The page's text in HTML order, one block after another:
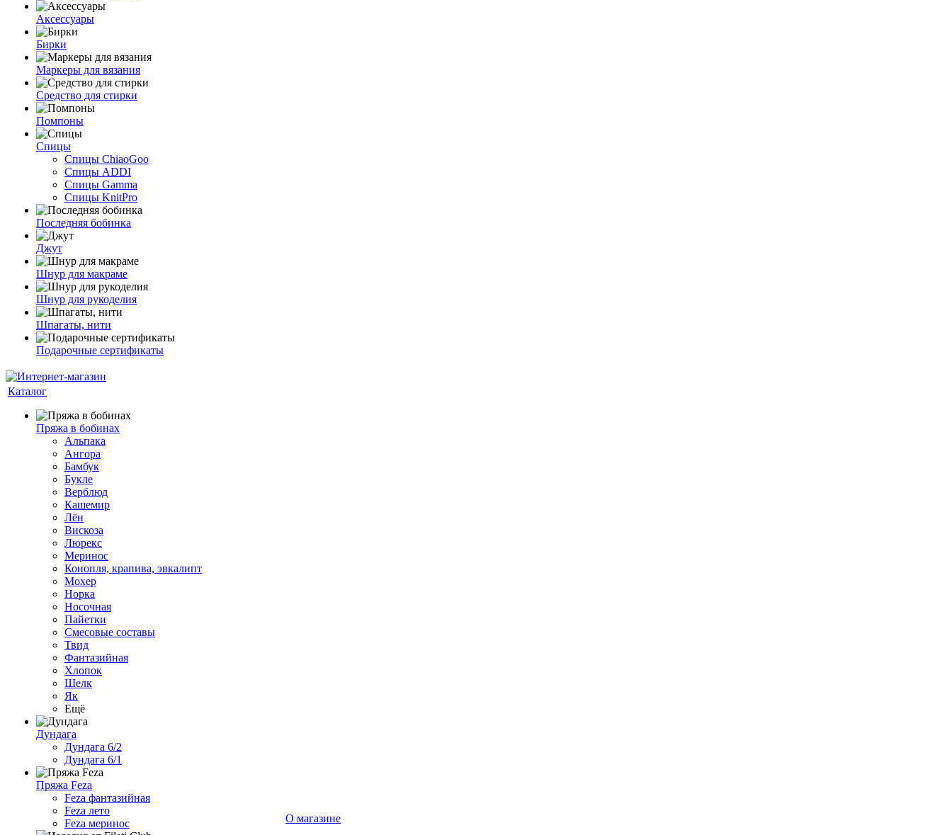
Аксессуары
Бирки
Маркеры для вязания
Средство для стирки
Помпоны
Спицы
Спицы ChiaoGoo
Спицы ADDI
Спицы Gamma
Спицы KnitPro
Последняя бобинка
Джут
Шнур для макраме
Шнур для рукоделия
Шпагаты, нити
Подарочные сертификаты
Каталог
Пряжа в бобинах
Альпака
Ангора
Бамбук
Букле
Верблюд
Кашемир
Лён
Вискоза
Люрекс
Меринос
Конопля, крапива, эвкалипт
Мохер
Норка
Носочная
Пайетки
Смесовые составы
Твид
Фантазийная
Хлопок
Шелк
Як
Ещё
Дундага
Дундага 6/2
Дундага 6/1
Пряжа Feza
Feza фантазийная
Feza лето
Feza меринос
О магазине